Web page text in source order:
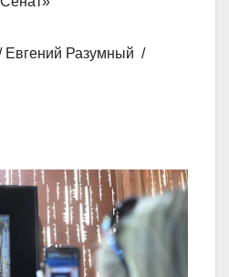
Евгений Разумный /